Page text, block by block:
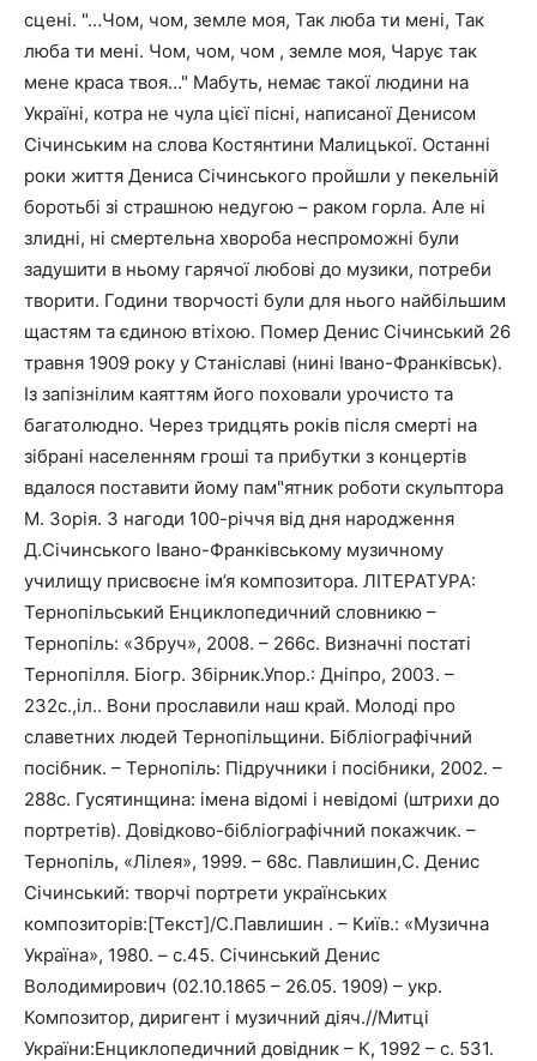
сцені. "…Чом, чом, земле моя, Так люба ти мені, Так
люба ти мені. Чом, чом, чом , земле моя, Чарує так
мене краса твоя…" Мабуть, немає такої людини на
Україні, котра не чула цієї пісні, написаної Денисом
Січинським на слова Костянтини Малицької. Останні
роки життя Дениса Січинського пройшли у пекельній
боротьбі зі страшною недугою – раком горла. Але ні
злидні, ні смертельна хвороба неспроможні були
задушити в ньому гарячої любові до музики, потреби
творити. Години творчості були для нього найбільшим
щастям та єдиною втіхою. Помер Денис Січинський 26
травня 1909 року у Станіславі (нині Івано-Франківськ).
Із запізнілим каяттям його поховали урочисто та
багатолюдно. Через тридцять років після смерті на
зібрані населенням гроші та прибутки з концертів
вдалося поставити йому пам"ятник роботи скульптора
М. Зорія. З нагоди 100-річчя від дня народження
Д.Січинського Івано-Франківському музичному
училищу присвоєне ім’я композитора. ЛІТЕРАТУРА:
Тернопільський Енциклопедичний словникю –
Тернопіль: «Збруч», 2008. – 266с. Визначні постаті
Тернопілля. Біогр. Збірник.Упор.: Дніпро, 2003. –
232с.,іл.. Вони прославили наш край. Молоді про
славетних людей Тернопільщини. Бібліографічний
посібник. – Тернопіль: Підручники і посібники, 2002. –
288с. Гусятинщина: імена відомі і невідомі (штрихи до
портретів). Довідково-бібліографічний покажчик. –
Тернопіль, «Лілея», 1999. – 68с. Павлишин,С. Денис
Січинський: творчі портрети українських
композиторів:[Текст]/С.Павлишин . – Київ.: «Музична
Україна», 1980. – с.45. Січинський Денис
Володимирович (02.10.1865 – 26.05. 1909) – укр.
Композитор, диригент і музичний діяч.//Митці
України:Енциклопедичний довідник – К, 1992 – с. 531.